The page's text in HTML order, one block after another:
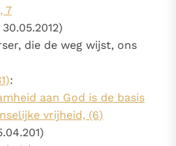
7
die de weg wijst, ons
:
aan God is de basis
vrijheid, (6)